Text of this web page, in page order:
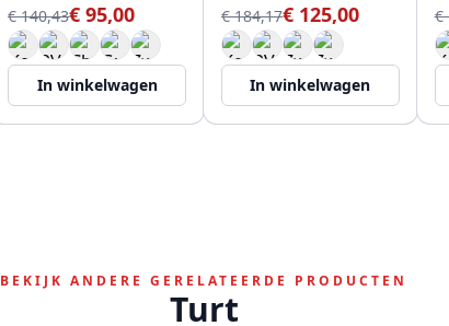
€ 140,43€ 95,00
In winkelwagen
€ 184,17€ 125,00
In winkelwagen
€
BEKIJK ANDERE GERELATEERDE PRODUCTEN
Turt